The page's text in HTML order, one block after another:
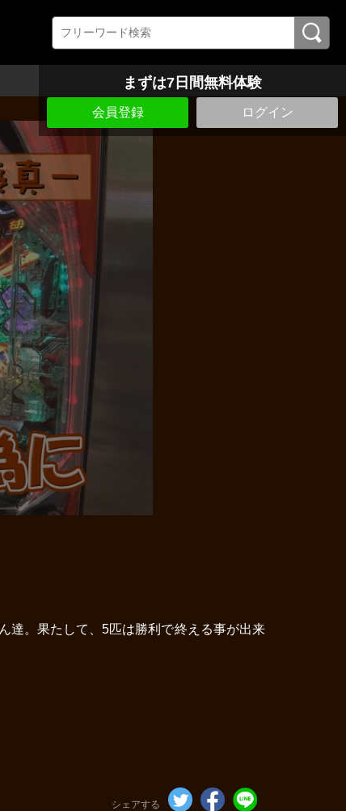
まずは7日間無料体験
会員登録 ログイン
達。果たして、5匹は勝利で終える事が出来
シェアする